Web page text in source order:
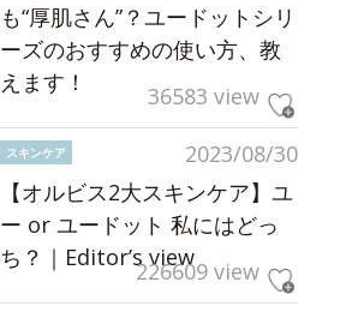
も“厚肌さん”？ユードットシリ
ーズのおすすめの使い方、教
えます！
36583 view
2023/08/30
スキンケア
【オルビス2大スキンケア】ユ
ー or ユードット 私にはどっ
ち？｜Editor’s view226609 view